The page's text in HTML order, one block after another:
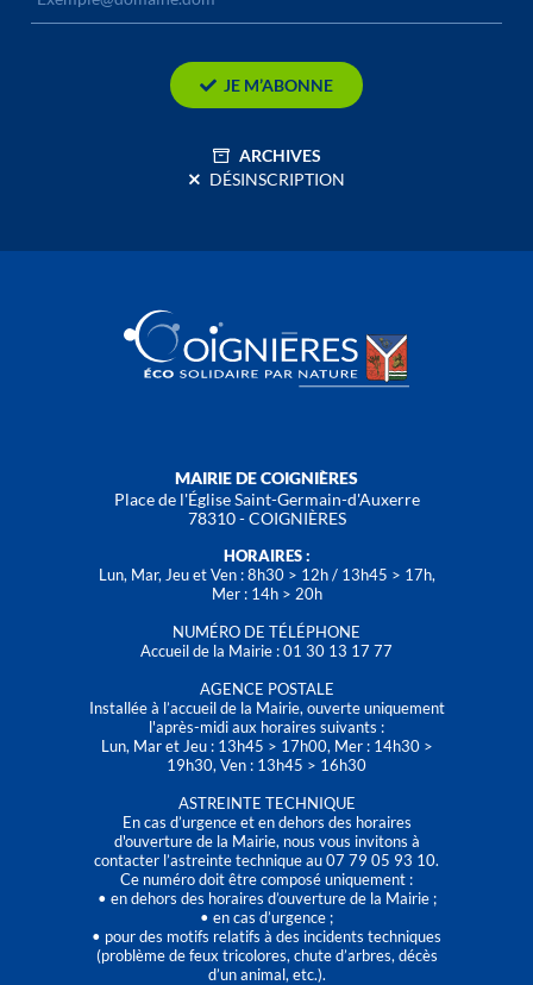
JE M’ABONNE
ARCHIVES
DÉSINSCRIPTION
MAIRIE DE COIGNIÈRES
Place de l'Église Saint-Germain-d'Auxerre
78310 - COIGNIÈRES
HORAIRES :
Lun, Mar, Jeu et Ven : 8h30 > 12h / 13h45 > 17h,
Mer : 14h > 20h
NUMÉRO DE TÉLÉPHONE
Accueil de la Mairie : 01 30 13 17 77
AGENCE POSTALE
Installée à l’accueil de la Mairie, ouverte uniquement
l'après-midi aux horaires suivants :
Lun, Mar et Jeu : 13h45 > 17h00, Mer : 14h30 >
19h30, Ven : 13h45 > 16h30
ASTREINTE TECHNIQUE
En cas d’urgence et en dehors des horaires
d'ouverture de la Mairie, nous vous invitons à
contacter l’astreinte technique au 07 79 05 93 10.
Ce numéro doit être composé uniquement :
• en dehors des horaires d’ouverture de la Mairie ;
• en cas d’urgence ;
• pour des motifs relatifs à des incidents techniques
(problème de feux tricolores, chute d’arbres, décès
d’un animal, etc.).